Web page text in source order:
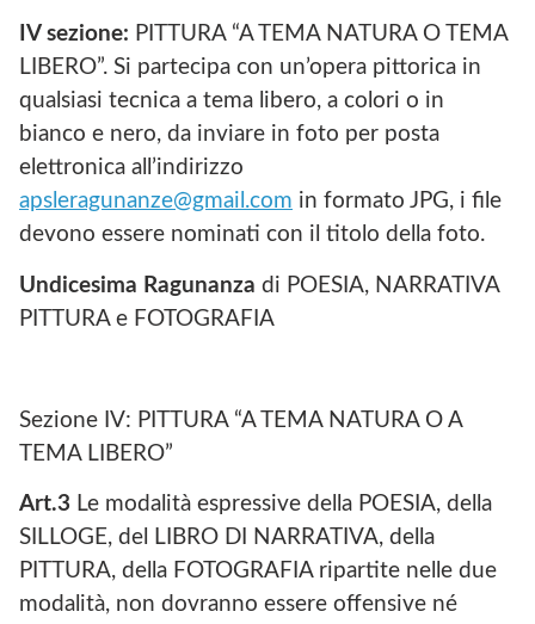
IV sezione: PITTURA “A TEMA NATURA O TEMA
LIBERO”. Si partecipa con un’opera pittorica in
qualsiasi tecnica a tema libero, a colori o in
bianco e nero, da inviare in foto per posta
elettronica all’indirizzo
apsleragunanze@gmail.com in formato JPG, i file
devono essere nominati con il titolo della foto.
Undicesima Ragunanza di POESIA, NARRATIVA
PITTURA e FOTOGRAFIA
Sezione IV: PITTURA “A TEMA NATURA O A
TEMA LIBERO”
Art.3 Le modalità espressive della POESIA, della
SILLOGE, del LIBRO DI NARRATIVA, della
PITTURA, della FOTOGRAFIA ripartite nelle due
modalità, non dovranno essere offensive né